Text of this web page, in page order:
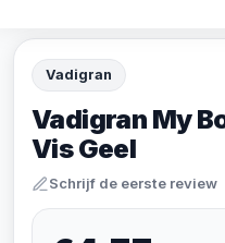
Vadigran
Vadigran My
Vis Geel
Schrijf de eerste review